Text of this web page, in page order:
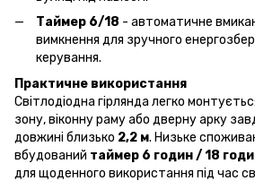
Таймер 6/18 - автоматичне
вимкнення для зручного
керування.
Практичне використання
Світлодіодна гірлянда легко
зону, віконну раму або дверну арку
довжині близько 2,2 м. Низьке
вбудований таймер 6 годин / 18
для щоденного використання під час